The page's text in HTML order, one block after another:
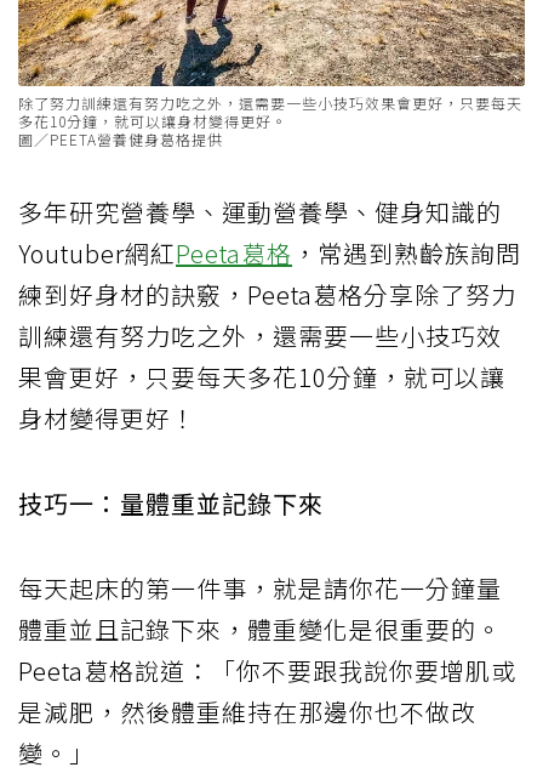
除了努力訓練還有努力吃之外，還需要一些小技巧效果會更好，只要每天
多花10分鐘，就可以讓身材變得更好。
圖／PEETA營養健身葛格提供
多年研究營養學、運動營養學、健身知識的
Youtuber網紅Peeta葛格 ，常遇到熟齡族詢問
練到好身材的訣竅，Peeta葛格分享除了努力
訓練還有努力吃之外，還需要一些小技巧效
果會更好，只要每天多花10分鐘，就可以讓
身材變得更好！
技巧一：量體重並記錄下來
每天起床的第一件事，就是請你花一分鐘量
體重並且記錄下來，體重變化是很重要的。
Peeta葛格說道：「你不要跟我說你要增肌或
是減肥，然後體重維持在那邊你也不做改
變。」